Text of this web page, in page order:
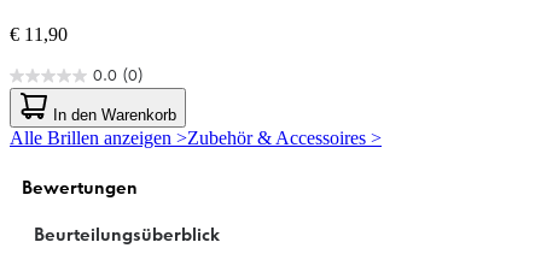
€ 11,90
0.0 (0)
0.0
von
5
Sternen.
In den Warenkorb
Alle Brillen anzeigen >Zubehör & Accessoires >